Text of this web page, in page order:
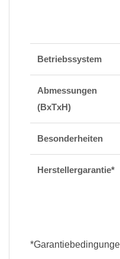
Betriebssystem
Abmessungen
(BxTxH)
Besonderheiten
Herstellergarantie*